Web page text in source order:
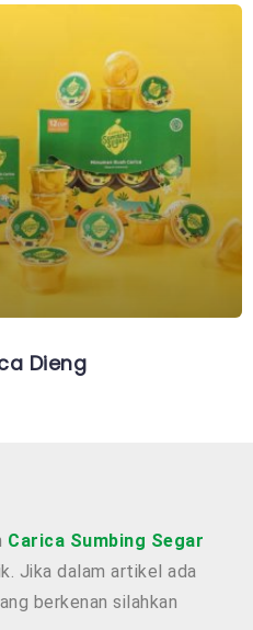
Dieng
Carica Sumbing Segar
Jika dalam artikel ada
berkenan silahkan